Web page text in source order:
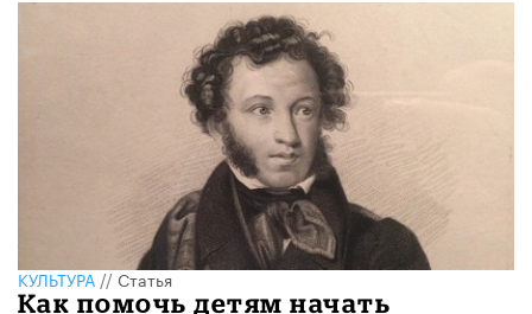
КУЛЬТУРА//Статья
Как помочь детям начать